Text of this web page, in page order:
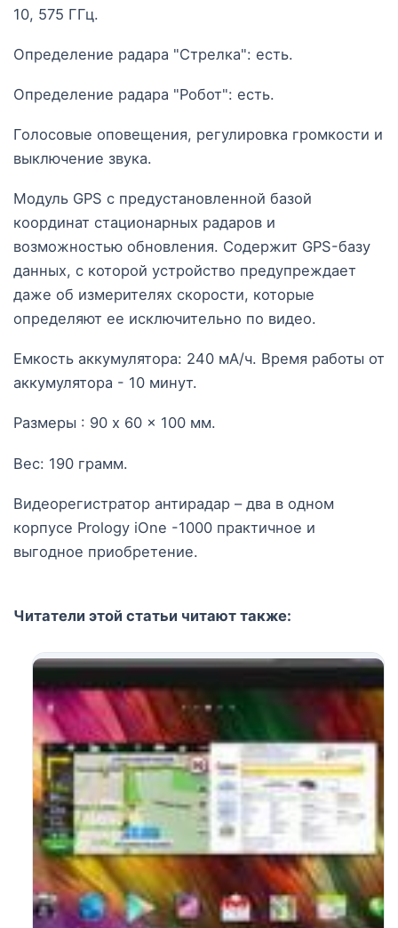
10, 575 ГГц.
Определение радара "Стрелка": есть.
Определение радара "Робот": есть.
Голосовые оповещения, регулировка громкости и
выключение звука.
Модуль GPS с предустановленной базой
координат стационарных радаров и
возможностью обновления. Содержит GPS-базу
данных, с которой устройство предупреждает
даже об измерителях скорости, которые
определяют ее исключительно по видео.
Емкость аккумулятора: 240 мА/ч. Время работы от
аккумулятора - 10 минут.
Размеры : 90 x 60 x 100 мм.
Вес: 190 грамм.
Видеорегистратор антирадар – два в одном
корпусе Prology iOne -1000 практичное и
выгодное приобретение.
Читатели этой статьи читают также: